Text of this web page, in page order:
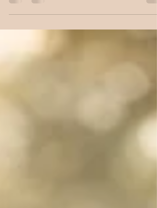
Das Leben ist kein Ponyhof heisst es immer..
Hmm.. Unseres manchmal schon! <3 So z.B.